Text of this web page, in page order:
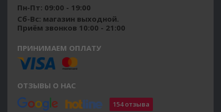
Пн-Пт: 09:00 - 19:00
Сб-Вс: магазин выходной.
Приём звонков 10:00 - 21:00
ПРИНИМАЕМ ОПЛАТУ
ОТЗЫВЫ О НАС
154 отзыва